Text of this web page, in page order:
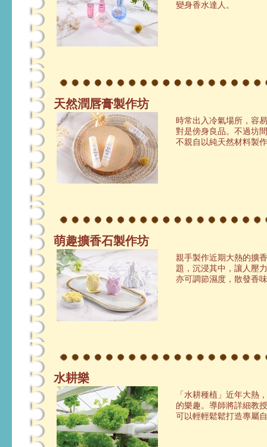
變身香水達人。
天然潤唇膏製作坊
時常出入冷氣場所，容
對是傍身良品。不過坊
不親自以純天然材料製
萌趣擴香石製作坊
親手製作近期大熱的擴
題，沉浸其中，讓人壓
亦可調節濕度，散發香
水耕樂
「水耕種植」近年大熱
的樂趣。導師將詳細教
可以輕輕鬆鬆打造專屬